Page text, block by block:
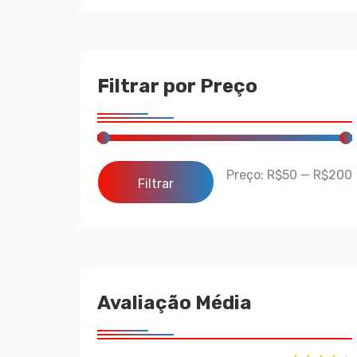
Filtrar por Preço
Filtrar
Preço: R$50 — R$200
Avaliação Média